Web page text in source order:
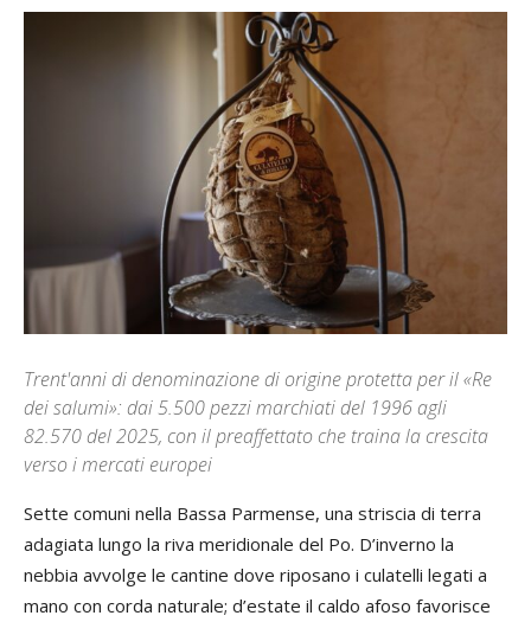
Trent'anni di denominazione di origine protetta per il «Re
dei salumi»: dai 5.500 pezzi marchiati del 1996 agli
82.570 del 2025, con il preaffettato che traina la crescita
verso i mercati europei
Sette comuni nella Bassa Parmense, una striscia di terra
adagiata lungo la riva meridionale del Po. D’inverno la
nebbia avvolge le cantine dove riposano i culatelli legati a
mano con corda naturale; d’estate il caldo afoso favorisce